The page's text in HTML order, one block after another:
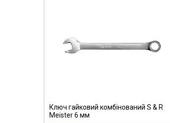
Ключ гайковий комбінований S & R
Meister 6 мм